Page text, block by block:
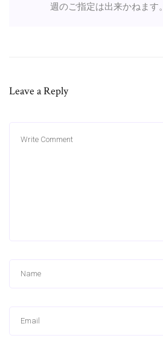
週のご指定は出来かねます。
Leave a Reply